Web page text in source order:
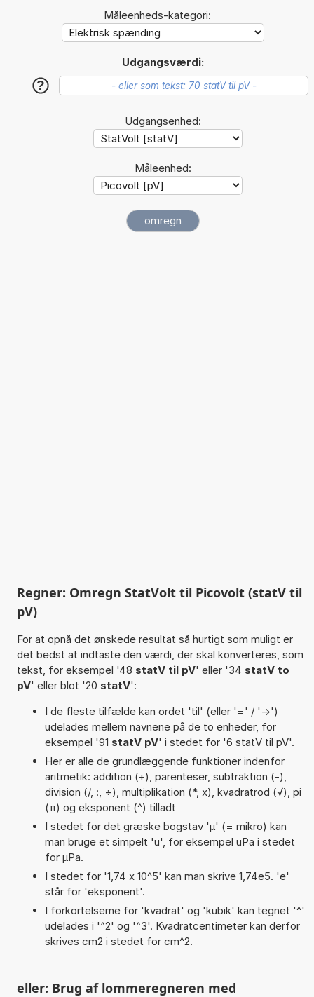
Måleenheds-kategori:
Udgangsværdi:
?
Udgangsenhed:
Måleenhed:
Regner: Omregn StatVolt til Picovolt (statV til
pV)
For at opnå det ønskede resultat så hurtigt som muligt er
det bedst at indtaste den værdi, der skal konverteres, som
tekst, for eksempel '48 statV til pV' eller '34 statV to
pV' eller blot '20 statV':
I de fleste tilfælde kan ordet 'til' (eller '=' / '->')
udelades mellem navnene på de to enheder, for
eksempel '91 statV pV' i stedet for '6 statV til pV'.
Her er alle de grundlæggende funktioner indenfor
aritmetik: addition (+), parenteser, subtraktion (-),
division (/, :, ÷), multiplikation (*, x), kvadratrod (√), pi
(π) og eksponent (^) tilladt
I stedet for det græske bogstav 'µ' (= mikro) kan
man bruge et simpelt 'u', for eksempel uPa i stedet
for µPa.
I stedet for '1,74 x 10^5' kan man skrive 1,74e5. 'e'
står for 'eksponent'.
I forkortelserne for 'kvadrat' og 'kubik' kan tegnet '^'
udelades i '^2' og '^3'. Kvadratcentimeter kan derfor
skrives cm2 i stedet for cm^2.
eller: Brug af lommeregneren med